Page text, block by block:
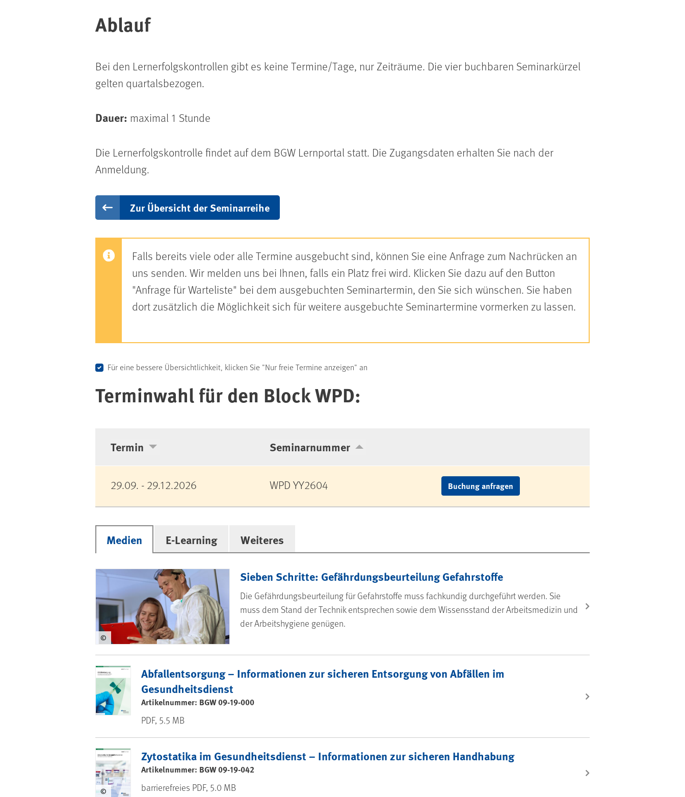
Ablauf
Bei den Lernerfolgskontrollen gibt es keine Termine/Tage, nur Zeiträume. Die vier buchbaren Seminarkürzel
gelten quartalsbezogen.
Dauer: maximal 1 Stunde
Die Lernerfolgskontrolle findet auf dem BGW Lernportal statt. Die Zugangsdaten erhalten Sie nach der
Anmeldung.
Zur Übersicht der Seminarreihe
Falls bereits viele oder alle Termine ausgebucht sind, können Sie eine Anfrage zum Nachrücken an
uns senden. Wir melden uns bei Ihnen, falls ein Platz frei wird. Klicken Sie dazu auf den Button
"Anfrage für Warteliste" bei dem ausgebuchten Seminartermin, den Sie sich wünschen. Sie haben
dort zusätzlich die Möglichkeit sich für weitere ausgebuchte Seminartermine vormerken zu lassen.
Für eine bessere Übersichtlichkeit, klicken Sie "Nur freie Termine anzeigen" an
Terminwahl für den Block WPD:
Termin Seminarnummer
29.09. - 29.12.2026 WPD YY2604 Buchung anfragen
Medien
Sieben Schritte: Gefährdungsbeurteilung Gefahrstoffe
Die Gefährdungsbeurteilung für Gefahrstoffe muss fachkundig durchgeführt werden. Sie
muss dem Stand der Technik entsprechen sowie dem Wissensstand der Arbeitsmedizin und
der Arbeitshygiene genügen.
©
Abfallentsorgung – Informationen zur sicheren Entsorgung von Abfällen im
Gesundheitsdienst
Artikelnummer: BGW 09-19-000
PDF, 5.5 MB
Zytostatika im Gesundheitsdienst – Informationen zur sicheren Handhabung
Artikelnummer: BGW 09-19-042
barrierefreies PDF, 5.0 MB
©
E-Learning Weiteres